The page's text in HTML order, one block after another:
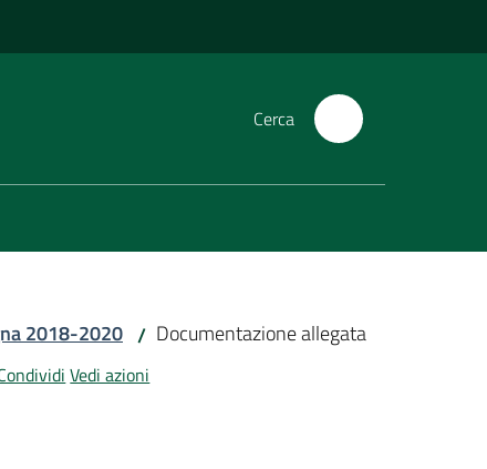
Cerca
2018-2020 / Documentazione allegata
Vedi azioni